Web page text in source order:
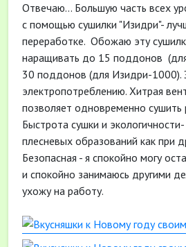
Отвечаю... Большую часть всех
с помощью сушилки "Изидри"-
переработке. Обожаю эту
наращивать до 15 поддонов
30 поддонов (для Изидри-1000).
электропотреблению. Хитрая
позволяет одновременно сушить
Быстрота сушки и
плесневых образований как при
Безопасная - я спокойно могу
и спокойно занимаюсь другими
ухожу на работу.